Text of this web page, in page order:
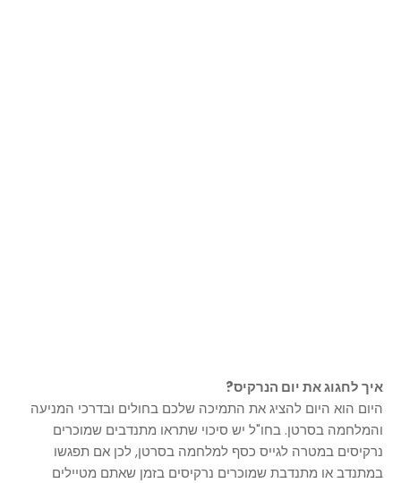
איך לחגוג את יום הנרקיס?
היום הוא היום להציג את התמיכה שלכם בחולים ובדרכי המניעה
והמלחמה בסרטן. בחו"ל יש סיכוי שתראו מתנדבים שמוכרים
נרקיסים במטרה לגייס כסף למלחמה בסרטן, לכן אם תפגשו
במתנדב או מתנדבת שמוכרים נרקיסים בזמן שאתם מטיילים